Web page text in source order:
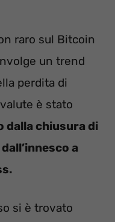
raro sul Bitcoin
un trend
perdita di
è stato
dalla chiusura di
a
si è trovato